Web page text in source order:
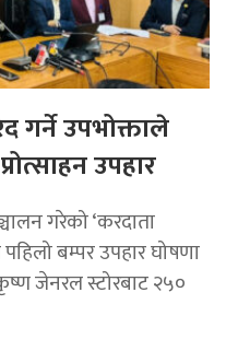
गर्ने उपभोक्ताले
उपहार
गरेको ‘करदाता
पहिलो बम्पर उपहार घोषणा
जेनरल स्टोरबाट २५०